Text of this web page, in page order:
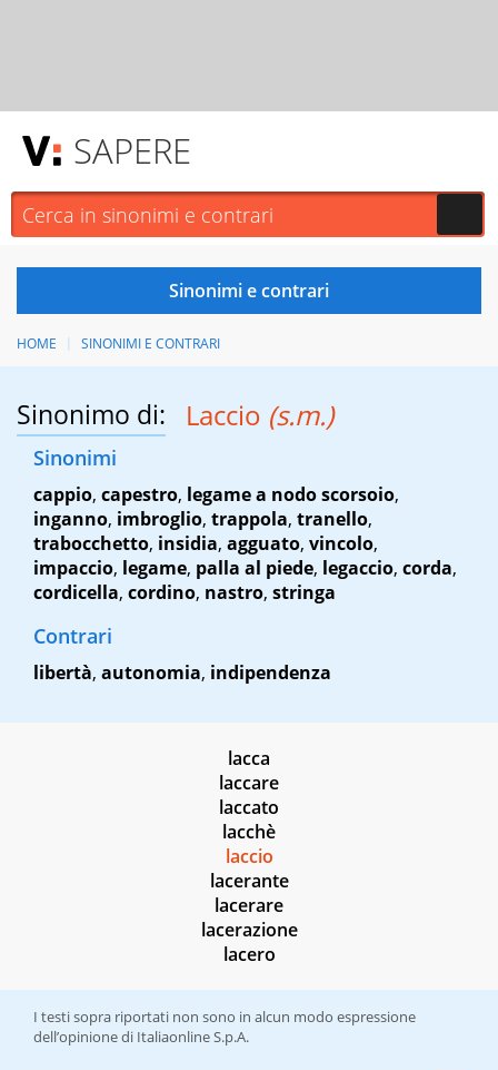
SAPERE
HOME SINONIMI E CONTRARI
Sinonimo di: Laccio (s.m.)
Sinonimi
cappio, capestro, legame a nodo scorsoio,
inganno, imbroglio, trappola, tranello,
trabocchetto, insidia, agguato, vincolo,
impaccio, legame, palla al piede, legaccio, corda,
cordicella, cordino, nastro, stringa
Contrari
libertà, autonomia, indipendenza
lacca
laccare
laccato
lacchè
laccio
lacerante
lacerare
lacerazione
lacero
I testi sopra riportati non sono in alcun modo espressione
dell’opinione di Italiaonline S.p.A.